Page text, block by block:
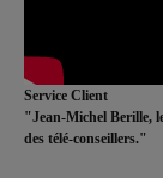
Service Client
"Jean-Michel Berille,
des télé-conseillers."